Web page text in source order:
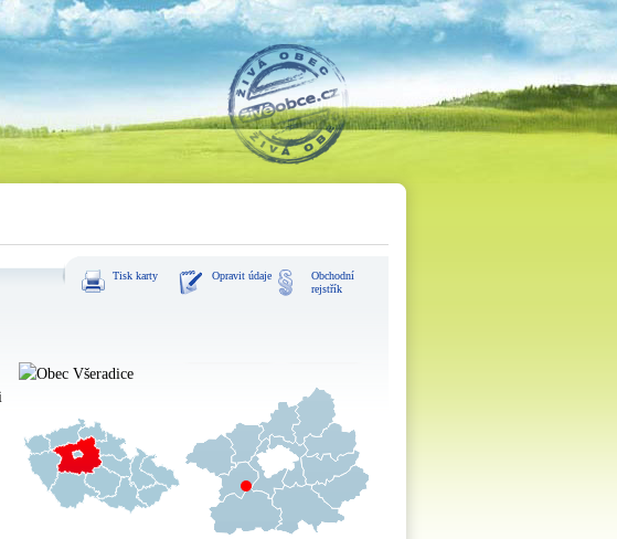
Tisk karty Opravit údaje
Obchodní
rejstřík